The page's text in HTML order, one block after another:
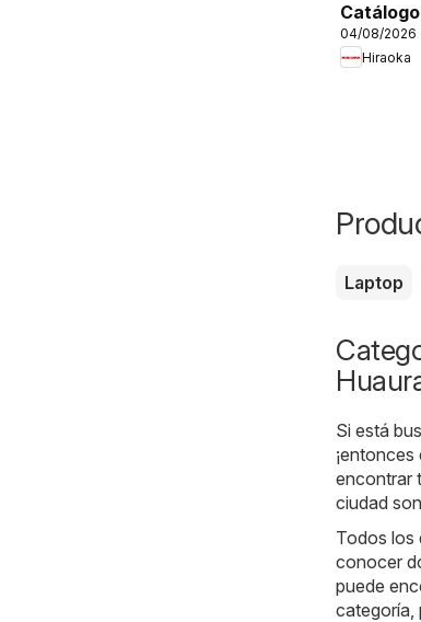
- Martes
Combos
04/08/2026
Hiraoka
Laptop
Si está
encontrar
ciudad
Todos los
conocer
puede
categoría,